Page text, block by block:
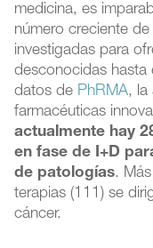
medicina, es
número creciente
investigadas para
desconocidas hasta
datos de PhRMA, la
farmacéuticas
actualmente hay
en fase de I+D
de patologías.
terapias (111) se
cáncer.